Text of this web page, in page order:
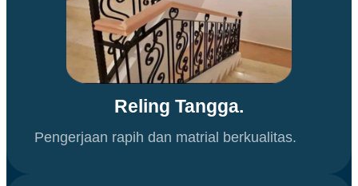
Reling Tangga.
Pengerjaan rapih dan matrial berkualitas.